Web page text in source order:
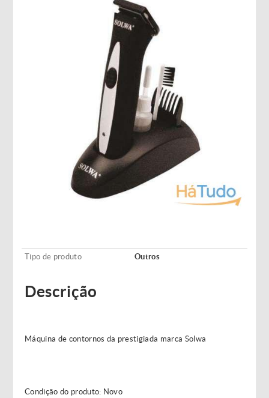
Tipo de produto Outros
Descrição
Máquina de contornos da prestigiada marca Solwa
Condição do produto: Novo